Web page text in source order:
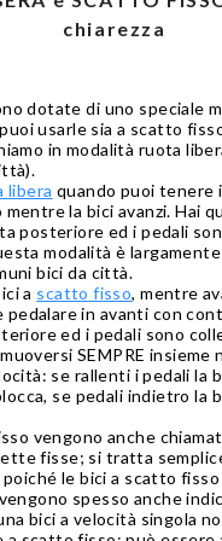
chiarezza
dotate di uno speciale
usarle sia a scatto
in modalità ruota
libera quando puoi tenere
la bici avanzi. Hai
posteriore ed i pedali
modalità è
bici da città.
a scatto fisso, mentre
pedalare in avanti con
ed i pedali sono
SEMPRE insieme
se rallenti i pedali la
se pedali indietro la
vengono anche
fisse; si tratta
le bici a scatto fisso
spesso anche
bici a velocità singola